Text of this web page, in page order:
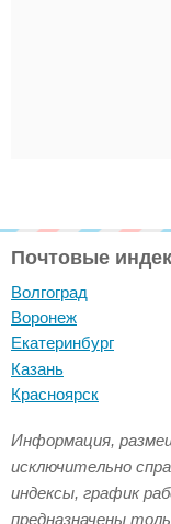
Почтовые
Волгоград
Воронеж
Екатеринбург
Казань
Красноярск
Информация,
исключительно
индексы, график
предназначены